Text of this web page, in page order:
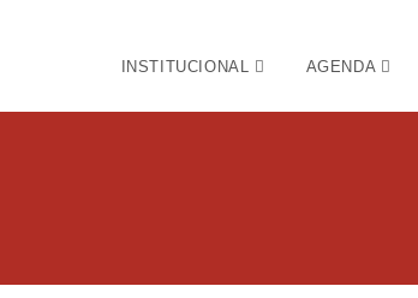
INSTITUCIONAL AGENDA